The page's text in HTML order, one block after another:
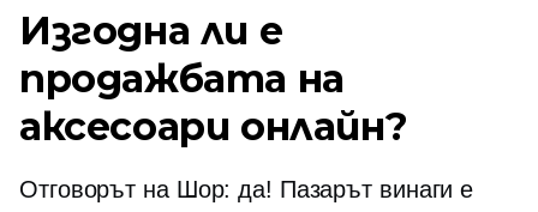
Изгодна ли е
продажбата на
аксесоари онлайн?
Отговорът на Шор: да! Пазарът винаги е